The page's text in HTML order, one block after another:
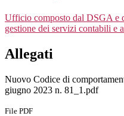
Ufficio composto dal DSGA e
gestione dei servizi contabili e
Allegati
Nuovo Codice di
giugno 2023 n. 81_1.pdf
File PDF